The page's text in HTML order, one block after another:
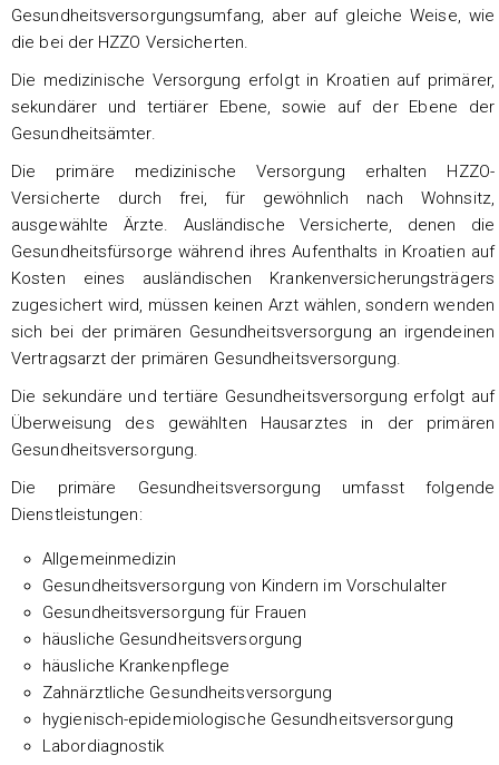
Gesundheitsversorgungsumfang, aber auf gleiche Weise, wie
die bei der HZZO Versicherten.
Die medizinische Versorgung erfolgt in Kroatien auf primärer,
sekundärer und tertiärer Ebene, sowie auf der Ebene der
Gesundheitsämter.
Die primäre medizinische Versorgung erhalten HZZO-
Versicherte durch frei, für gewöhnlich nach Wohnsitz,
ausgewählte Ärzte. Ausländische Versicherte, denen die
Gesundheitsfürsorge während ihres Aufenthalts in Kroatien auf
Kosten eines ausländischen Krankenversicherungsträgers
zugesichert wird, müssen keinen Arzt wählen, sondern wenden
sich bei der primären Gesundheitsversorgung an irgendeinen
Vertragsarzt der primären Gesundheitsversorgung.
Die sekundäre und tertiäre Gesundheitsversorgung erfolgt auf
Überweisung des gewählten Hausarztes in der primären
Gesundheitsversorgung.
Die primäre Gesundheitsversorgung umfasst folgende
Dienstleistungen:
Allgemeinmedizin
Gesundheitsversorgung von Kindern im Vorschulalter
Gesundheitsversorgung für Frauen
häusliche Gesundheitsversorgung
häusliche Krankenpflege
Zahnärztliche Gesundheitsversorgung
hygienisch-epidemiologische Gesundheitsversorgung
Labordiagnostik